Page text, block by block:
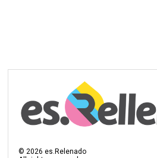
©2026 es.Relenado